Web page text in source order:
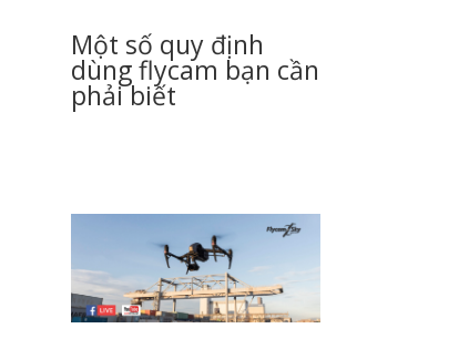
Một số quy định
dùng flycam bạn cần
phải biết